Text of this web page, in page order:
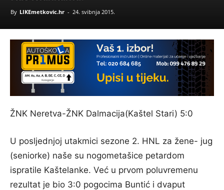
By LIKEmetkovic.hr - 24. svibnja 2015.
ŽNK Neretva-ŽNK Dalmacija(Kaštel Stari) 5:0
U posljednjoj utakmici sezone 2. HNL za žene- jug
(seniorke) naše su nogometašice petardom
ispratile Kaštelanke. Već u prvom poluvremenu
rezultat je bio 3:0 pogocima Buntić i dvaput